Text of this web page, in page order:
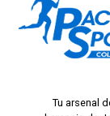
Tu arsenal